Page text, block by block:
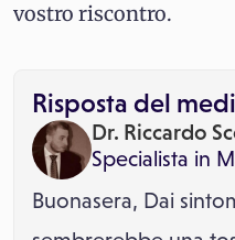
vostro riscontro.
Risposta del
Dr. Riccardo
Specialista in
Buonasera, Dai